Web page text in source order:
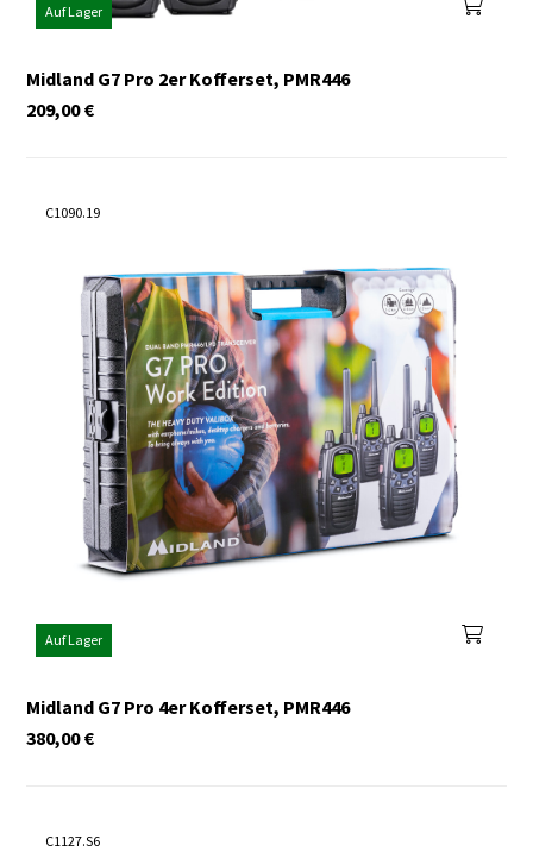
Auf Lager
Midland G7 Pro 2er Kofferset, PMR446
€
209,00
C1090.19
Auf Lager
Midland G7 Pro 4er Kofferset, PMR446
€
380,00
C1127.S6